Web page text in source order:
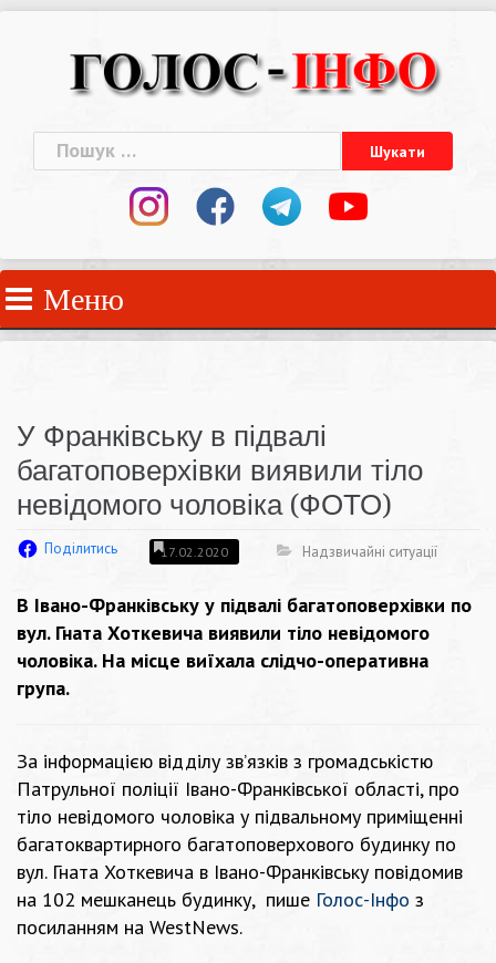
Пошук:
Меню
У Франківську в підвалі
багатоповерхівки виявили тіло
невідомого чоловіка (ФОТО)
Поділитись 17.02.2020 Надзвичайні ситуації
В Івано-Франківську у підвалі багатоповерхівки по
вул. Гната Хоткевича виявили тіло невідомого
чоловіка. На місце виїхала слідчо-оперативна
група.
За інформацією відділу зв’язків з громадськістю
Патрульної поліції Івано-Франківської області, про
тіло невідомого чоловіка у підвальному приміщенні
багатоквартирного багатоповерхового будинку по
вул. Гната Хоткевича в Івано-Франківську повідомив
на 102 мешканець будинку, пише Голос-Інфо з
посиланням на WestNews.